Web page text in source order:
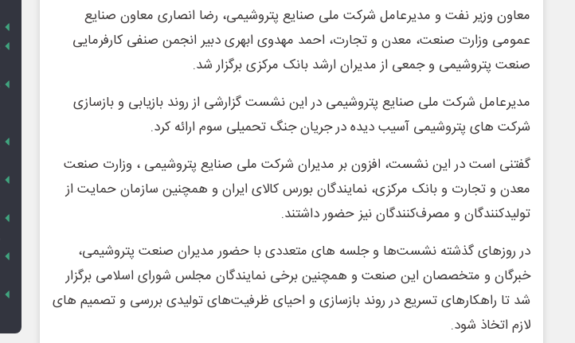
معاون وزیر نفت و مدیرعامل شرکت ملی صنایع پتروشیمی، رضا انصاری معاون صنایع
عمومی وزارت صنعت، معدن و تجارت، احمد مهدوی ابهری دبیر انجمن صنفی کارفرمایی
صنعت پتروشیمی و جمعی از مدیران ارشد بانک مرکزی برگزار شد.
مدیرعامل شرکت ملی صنایع پتروشیمی در این نشست گزارشی از روند بازیابی و بازسازی
شرکت های پتروشیمی آسیب دیده در جریان جنگ تحمیلی سوم ارائه کرد.
گفتنی است در این نشست، افزون بر مدیران شرکت ملی صنایع پتروشیمی ، وزارت صنعت
معدن و تجارت و بانک مرکزی، نمایندگان بورس کالای ایران و همچنین سازمان حمایت از
تولیدکنندگان و مصرف‌کنندگان نیز حضور داشتند.
در روزهای گذشته نشست‌ها و جلسه های متعددی با حضور مدیران صنعت پتروشیمی،
خبرگان و متخصصان این صنعت و همچنین برخی نمایندگان مجلس شورای اسلامی برگزار
شد تا راهکارهای تسریع در روند بازسازی و احیای ظرفیت‌های تولیدی بررسی و تصمیم های
لازم اتخاذ شود.